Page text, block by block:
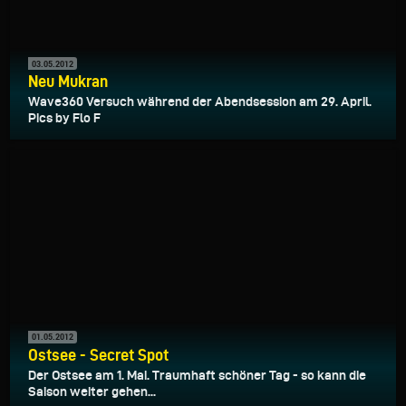
03.05.2012
Neu Mukran
Wave360 Versuch während der Abendsession am 29. April.
Pics by Flo F
01.05.2012
Ostsee - Secret Spot
Der Ostsee am 1. Mai. Traumhaft schöner Tag - so kann die
Saison weiter gehen...